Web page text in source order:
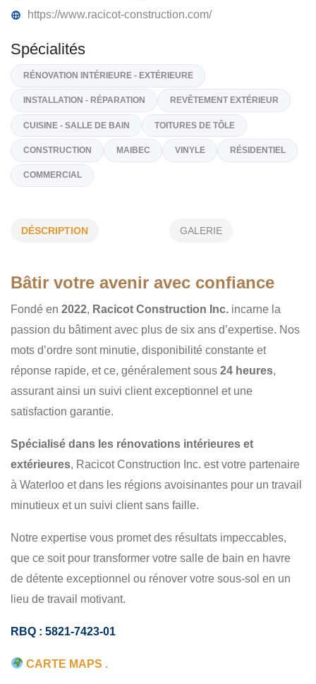
RACICOT CONSTRUCTION INC
76, Chemin Foster, Shefford
(438) 501-8937
Sur Demande
racicot.constructions@gmail.com
https://www.racicot-construction.com/
Spécialités
COMMERCIAL
DÉSCRIPTION GALERIE
Bâtir votre avenir avec confiance
Fondé en 2022, Racicot Construction Inc. incarne la
passion du bâtiment avec plus de six ans d’expertise. Nos
mots d’ordre sont minutie, disponibilité constante et
réponse rapide, et ce, généralement sous 24 heures,
assurant ainsi un suivi client exceptionnel et une
satisfaction garantie.
Spécialisé dans les rénovations intérieures et
extérieures, Racicot Construction Inc. est votre partenaire
à Waterloo et dans les régions avoisinantes pour un travail
minutieux et un suivi client sans faille.
Notre expertise vous promet des résultats impeccables,
que ce soit pour transformer votre salle de bain en havre
de détente exceptionnel ou rénover votre sous-sol en un
lieu de travail motivant.
RBQ : 5821-7423-01
CARTE MAPS .